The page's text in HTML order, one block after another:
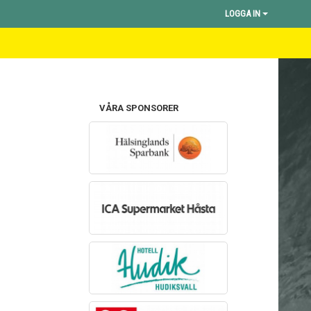
LOGGA IN
VÅRA SPONSORER